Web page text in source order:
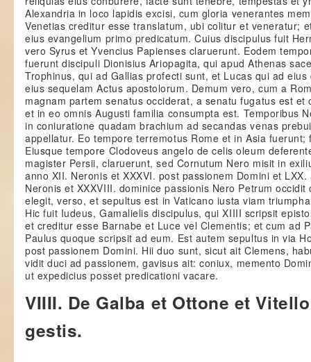
Alexandria in loco lapidis excisi, cum gloria venerantes
Venetias creditur esse translatum, ubi colitur et veneratur;
eius evangelium primo predicatum. Cuius discipulus fuit
vero Syrus et Yvencius Papienses claruerunt. Eodem
fuerunt discipuli Dionisius Ariopagita, qui apud Athenas
Trophinus, qui ad Gallias profecti sunt, et Lucas qui ad
eius sequelam Actus apostolorum. Demum vero, cum a
magnam partem senatus occiderat, a senatu fugatus est
et in eo omnis Augusti familia consumpta est. Temporibus
in coniuratione quadam brachium ad secandas venas
appellatur. Eo tempore terremotus Rome et in Asia
Eiusque tempore Clodoveus angelo de celis oleum
magister Persii, claruerunt, sed Cornutum Nero misit in
anno XII. Neronis et XXXVI. post passionem Domini et
Neronis et XXXVIII. dominice passionis Nero Petrum
elegit, verso, et sepultus est in Vaticano iusta viam
Hic fuit Iudeus, Gamalielis discipulus, qui XIIII scripsit
et creditur esse Barnabe et Luce vel Clementis; et cum ad
Paulus quoque scripsit ad eum. Est autem sepultus in via
post passionem Domini. Hii duo sunt, sicut ait Clemens,
vidit duci ad passionem, gavisus ait: coniux, memento
ut expedicius posset predicationi vacare.
VIIII. De Galba et Ottone et
gestis.